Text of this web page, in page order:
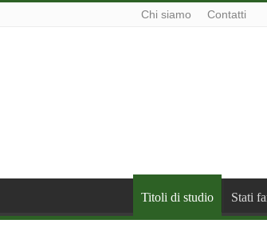
Chi siamo Contatti
Titoli di studio Stati